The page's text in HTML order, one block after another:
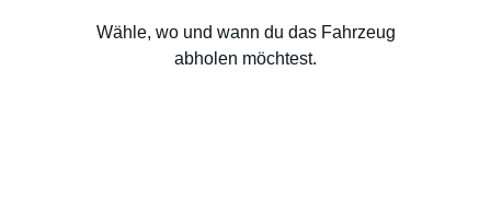
Wähle, wo und wann du das Fahrzeug
abholen möchtest.